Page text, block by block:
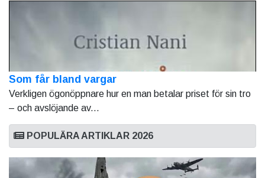
Som får bland vargar
Verkligen ögonöppnare hur en man betalar priset för sin tro
– och avslöjande av...
POPULÄRA ARTIKLAR 2026